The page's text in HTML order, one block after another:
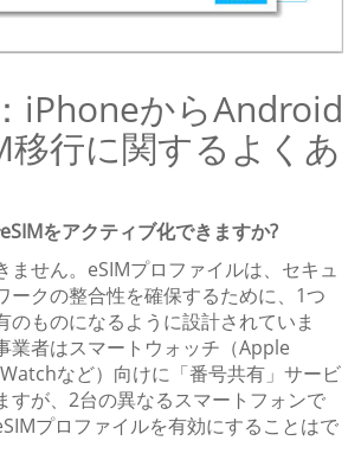
iPhoneからAndroid
移行に関するよくあ
をアクティブ化できますか?
ません。eSIMプロファイルは、セキュ
ークの整合性を確保するために、1つ
のものになるように設計されていま
業者はスマートウォッチ（Apple
など）向けに「番号共有」サービ
すが、2台の異なるスマートフォンで
プロファイルを有効にすることはで